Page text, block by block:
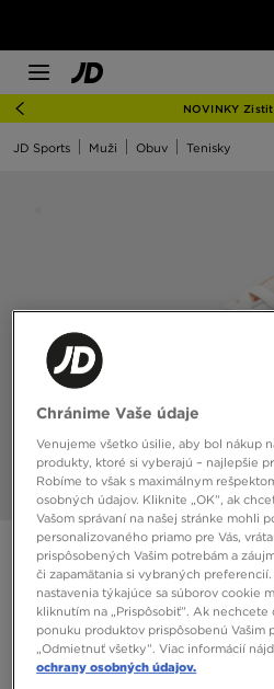
NOVINKY
JD Sports Muži Obuv Tenisky
NEW BALANCE 550
68,00 €
Dostupné Farby
Chránime Vaše údaje
Venujeme všetko úsilie, aby bol nákup
produkty, ktoré si vyberajú – najlepšie
Robíme to však s maximálnym
osobných údajov. Kliknite „OK”, ak
Vašom správaní na našej stránke mohli
personalizovaného priamo pre Vás,
prispôsobených Vašim potrebám a
či zapamätania si vybraných
nastavenia týkajúce sa súborov cookie
kliknutím na „Prispôsobiť”. Ak nechcete
ponuku produktov prispôsobenú Vašim
„Odmietnuť všetky”. Viac informácií
ochrany osobných údajov.